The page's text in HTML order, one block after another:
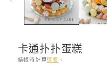
媒
體
檔
卡通扑扑蛋糕
結帳時計算運費 。